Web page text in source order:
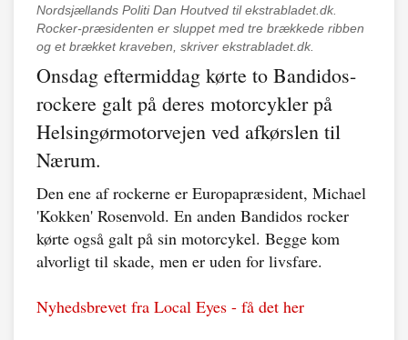
Nordsjællands Politi Dan Houtved til ekstrabladet.dk.
Rocker-præsidenten er sluppet med tre brækkede ribben
og et brækket kraveben, skriver ekstrabladet.dk.
Onsdag eftermiddag kørte to Bandidos-
rockere galt på deres motorcykler på
Helsingørmotorvejen ved afkørslen til
Nærum.
Den ene af rockerne er Europapræsident, Michael
'Kokken' Rosenvold. En anden Bandidos rocker
kørte også galt på sin motorcykel. Begge kom
alvorligt til skade, men er uden for livsfare.
Nyhedsbrevet fra Local Eyes - få det her